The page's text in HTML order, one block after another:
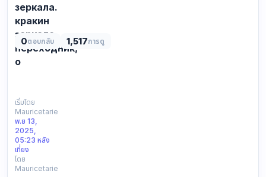
зеркала.
кракин
зеркало,
переходник,
о
ДОСТУПНЫХ
ССЫЛОК
ДЛЯ
ВХОДА
НА
KRAKЕN:
Официальная
เริ่มโดย
Mauricetarie
พ.ย 13,
2025,
05:23 หลัง
เที่ยง
โดย
Mauricetarie
0ตอบกลับ 1,517การดู